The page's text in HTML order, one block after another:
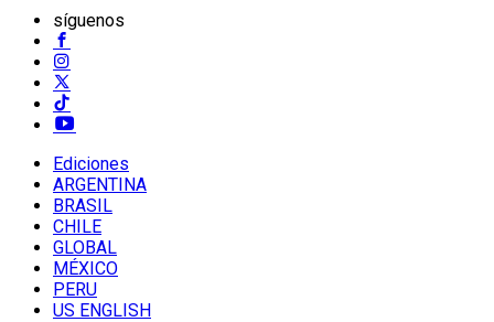
síguenos
Ediciones
ARGENTINA
BRASIL
CHILE
GLOBAL
MÉXICO
PERU
US ENGLISH